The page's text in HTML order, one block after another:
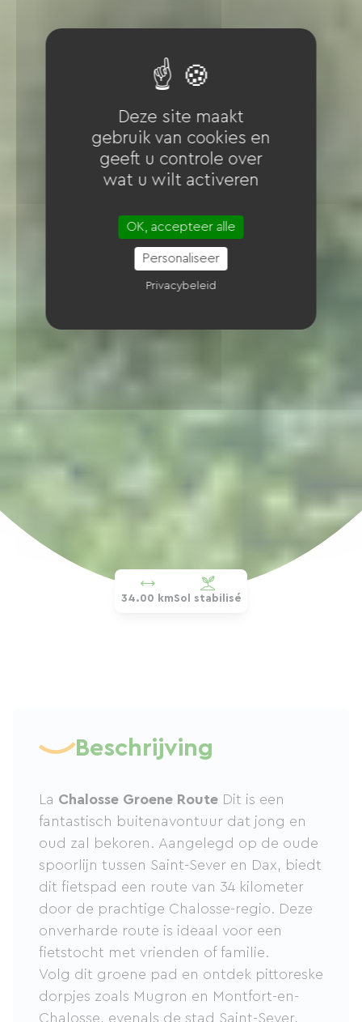
34.00 kmSol stabilisé
Beschrijving
La Chalosse Groene Route Dit is een
fantastisch buitenavontuur dat jong en
oud zal bekoren. Aangelegd op de oude
spoorlijn tussen Saint-Sever en Dax, biedt
dit fietspad een route van 34 kilometer
door de prachtige Chalosse-regio. Deze
onverharde route is ideaal voor een
fietstocht met vrienden of familie.
Volg dit groene pad en ontdek pittoreske
dorpjes zoals Mugron en Montfort-en-
Chalosse, evenals de stad Saint-Sever,
Deze site maakt
gebruik van cookies en
geeft u controle over
wat u wilt activeren
OK, accepteer alle
Personaliseer
Privacybeleid